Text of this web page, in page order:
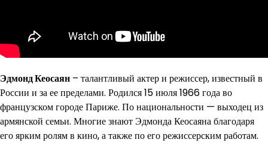
Эдмонд Кеосаян – талантливый актер и режиссер, известный в
России и за ее пределами. Родился 15 июля 1966 года во
французском городе Париже. По национальности — выходец из
армянской семьи. Многие знают Эдмонда Кеосаяна благодаря
его ярким ролям в кино, а также по его режиссерским работам.